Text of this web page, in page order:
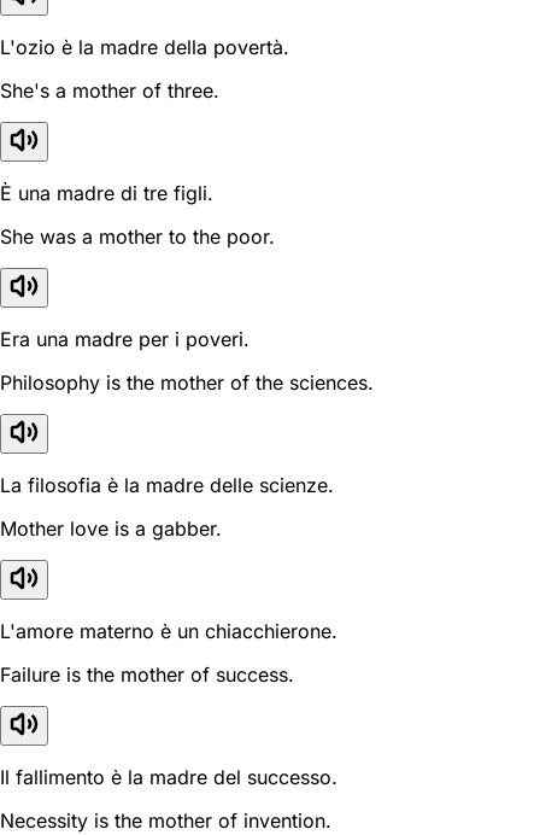
L'ozio è la madre della povertà.
She's a mother of three.
È una madre di tre figli.
She was a mother to the poor.
Era una madre per i poveri.
Philosophy is the mother of the sciences.
La filosofia è la madre delle scienze.
Mother love is a gabber.
L'amore materno è un chiacchierone.
Failure is the mother of success.
Il fallimento è la madre del successo.
Necessity is the mother of invention.